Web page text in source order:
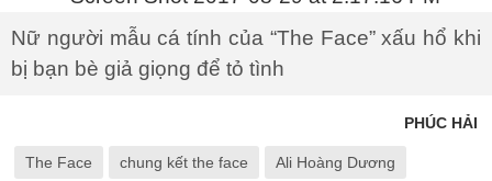
Nữ người mẫu cá tính của “The Face” xấu hổ khi
bị bạn bè giả giọng để tỏ tình
PHÚC HẢI
The Face chung kết the face Ali Hoàng Dương